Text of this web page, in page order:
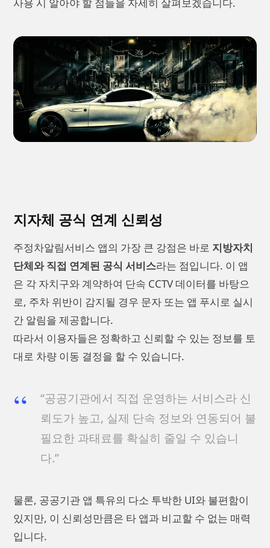
사용 시 알아야 할 점들을 자세히 살펴보겠습니다.
지자체 공식 연계 신뢰성
주정차알림서비스 앱의 가장 큰 강점은 바로 지방자치
단체와 직접 연계된 공식 서비스라는 점입니다. 이 앱
은 각 자치구와 계약하여 단속 CCTV 데이터를 바탕으
로, 주차 위반이 감지될 경우 문자 또는 앱 푸시로 실시
간 알림을 제공합니다.
따라서 이용자들은 정확하고 신뢰할 수 있는 정보를 토
대로 차량 이동 결정을 할 수 있습니다.
“공공기관에서 직접 운영하는 서비스라 신
뢰도가 높고, 실제 단속 정보와 연동되어 불
필요한 과태료를 확실히 줄일 수 있습니
다.”
물론, 공공기관 앱 특유의 다소 투박한 UI와 불편함이
있지만, 이 신뢰성만큼은 타 앱과 비교할 수 없는 매력
입니다.